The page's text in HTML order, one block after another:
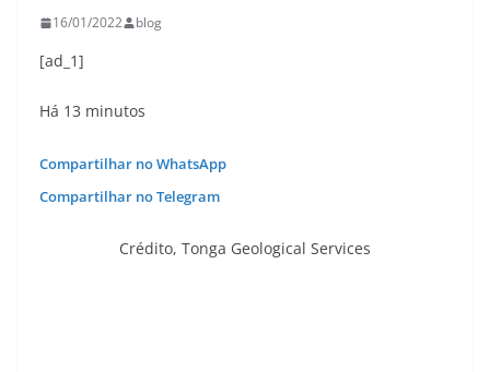
16/01/2022 blog
[ad_1]
Há 13 minutos
Compartilhar no WhatsApp
Compartilhar no Telegram
Crédito, Tonga Geological Services